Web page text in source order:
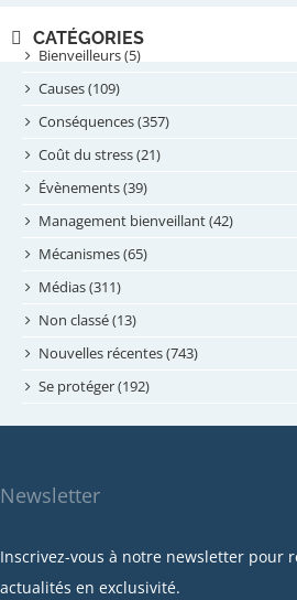
septembre 2024
août 2024
juillet 2024
juin 2024
mai 2024
avril 2024
février 2024
janvier 2024
novembre 2023
octobre 2023
septembre 2023
mars 2023
janvier 2023
décembre 2022
CATÉGORIES
Bienveilleurs (5)
Causes (109)
Conséquences (357)
Coût du stress (21)
Évènements (39)
Management bienveillant (42)
Mécanismes (65)
Médias (311)
Non classé (13)
Nouvelles récentes (743)
Se protéger (192)
Newsletter
Inscrivez-vous à notre newsletter pour
actualités en exclusivité.